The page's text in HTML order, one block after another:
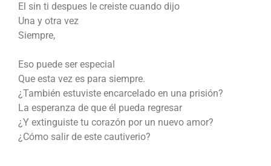
El sin ti despues le creiste cuando dijo
Una y otra vez
Siempre,
Eso puede ser especial
Que esta vez es para siempre.
¿También estuviste encarcelado en una prisión?
La esperanza de que él pueda regresar
¿Y extinguiste tu corazón por un nuevo amor?
¿Cómo salir de este cautiverio?